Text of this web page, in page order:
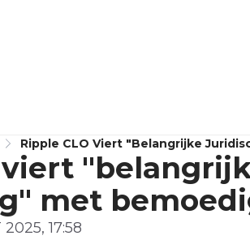
Ripple CLO Viert "belangrijke
Woorden
viert
met
2025, 17:58